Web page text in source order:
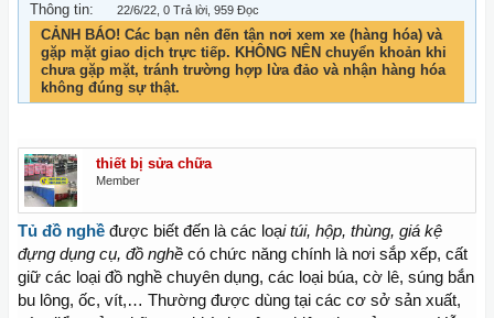
Thông tin: 22/6/22 , 0 Trả lời, 959 Đọc
CẢNH BÁO! Các bạn nên đến tận nơi xem xe (hàng hóa) và
gặp mặt giao dịch trực tiếp. KHÔNG NÊN chuyển khoản khi
chưa gặp mặt, tránh trường hợp lừa đảo và nhận hàng hóa
không đúng sự thật.
thiết bị sửa chữa
Member
Tủ đồ nghề được biết đến là các loại túi, hộp, thùng, giá kệ
đựng dụng cụ, đồ nghề có chức năng chính là nơi sắp xếp, cất
giữ các loại đồ nghề chuyên dụng, các loại búa, cờ lê, súng bắn
bu lông, ốc, vít,… Thường được dùng tại các cơ sở sản xuất,